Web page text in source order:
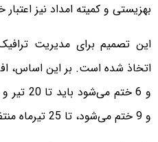
بهزیستی و کمیته امداد نیز
این تصمیم برای مدیریت
و 9 ختم می‌شود، تا 25 تیرماه منتظر شارژ حساب‌های خود باشند.